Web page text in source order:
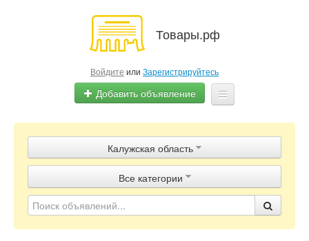
Товары.рф
Войдите или Зарегистрируйтесь
Добавить объявление
Объявления
Магазины
Контакты
Калужская область
Все категории